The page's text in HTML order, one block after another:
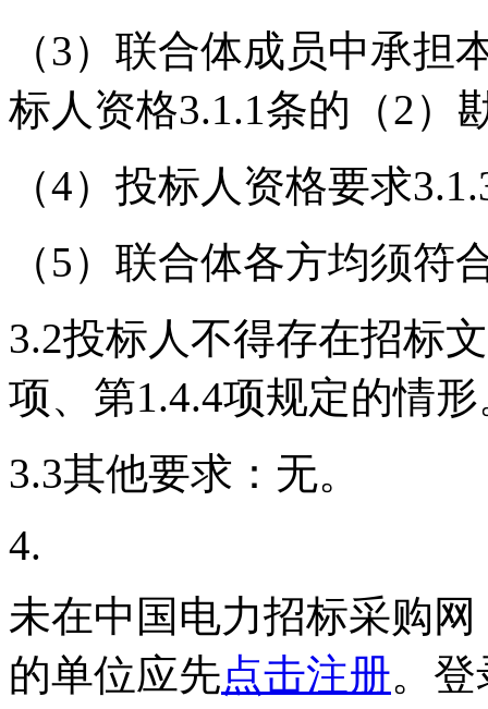
（3）联合体成员中承担
标人资格3.1.1条的（2）
（4）投标人资格要求
（5）联合体各方均须符
3.2投标人不得存在招标
项、第1.4.4项规定的情
3.3其他要求：无。
4.
未在中国电力招标采购
的单位应先点击注册。